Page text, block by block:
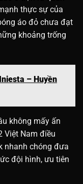
thực sự của
áo đỏ chưa đạt
khoảng trống
– Huyền
không mấy ấn
Việt Nam điều
nhanh chóng đưa
đội hình, ưu tiên